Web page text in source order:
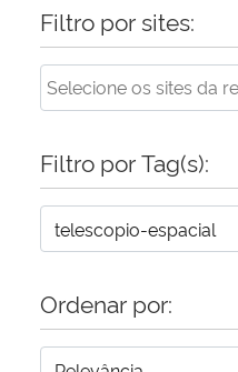
Banco Central do Brasil
Planalto
Filtro por sites:
Filtro por Tag(s):
Ordenar por: